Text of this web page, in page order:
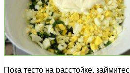
Пока тесто на расстойке,